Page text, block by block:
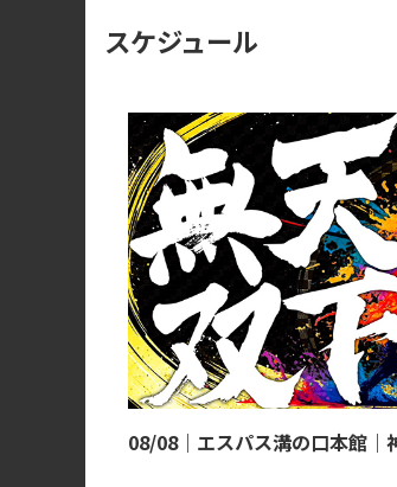
スケジュール
08/08｜エスパス溝の口本館｜